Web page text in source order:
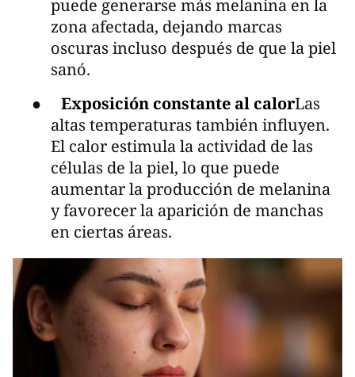
puede generarse más melanina en la
zona afectada, dejando marcas
oscuras incluso después de que la piel
sanó.
● Exposición constante al calorLas
altas temperaturas también influyen.
El calor estimula la actividad de las
células de la piel, lo que puede
aumentar la producción de melanina
y favorecer la aparición de manchas
en ciertas áreas.